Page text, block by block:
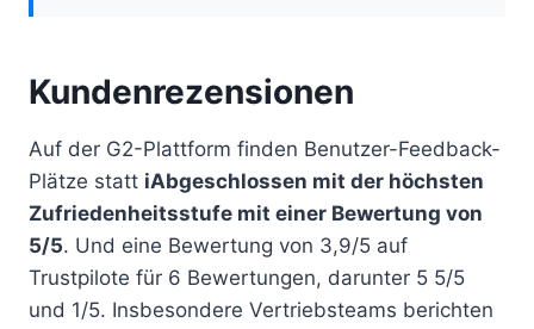
Kundenrezensionen
Auf der G2-Plattform finden Benutzer-Feedback-
Plätze statt iAbgeschlossen mit der höchsten
Zufriedenheitsstufe mit einer Bewertung von
5/5. Und eine Bewertung von 3,9/5 auf
Trustpilote für 6 Bewertungen, darunter 5 5/5
und 1/5. Insbesondere Vertriebsteams berichten